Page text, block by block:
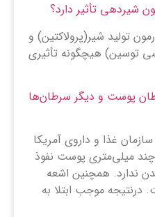
شیردهی تأثیر دارد؟
تولید شیر(پرولاکتین) و
توسین) هیچگونه تأثیری
پوست و دیگر سرطان‌ها
غذا و داروى آمريكا
چند میلی‌متری پوست نفوذ
ندارد. همچنین اشعه
درنتیجه موجب ابتلا به